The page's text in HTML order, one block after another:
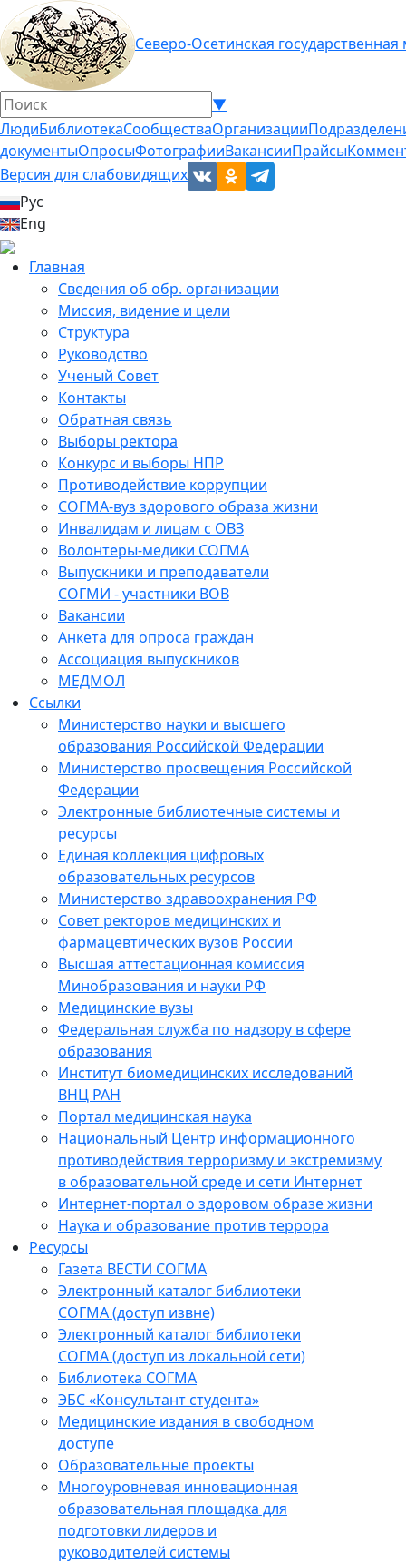
Северо-Осетинская
▼
ЛюдиБиблиотекаСообществаОрганизации
документыОпросыФотографииВакансииПрайсы
Версия для слабовидящих
Рус
Eng
Главная
Сведения об обр. организации
Миссия, видение и цели
Структура
Руководство
Ученый Совет
Контакты
Обратная связь
Выборы ректора
Конкурс и выборы НПР
Противодействие коррупции
СОГМА-вуз здорового образа жизни
Инвалидам и лицам с ОВЗ
Волонтеры-медики СОГМА
Выпускники и преподаватели
СОГМИ - участники ВОВ
Вакансии
Анкета для опроса граждан
Ассоциация выпускников
МЕДМОЛ
Ссылки
Министерство науки и высшего
образования Российской Федерации
Министерство просвещения Российской
Федерации
Электронные библиотечные системы и
ресурсы
Единая коллекция цифровых
образовательных ресурсов
Министерство здравоохранения РФ
Совет ректоров медицинских и
фармацевтических вузов России
Высшая аттестационная комиссия
Минобразования и науки РФ
Медицинские вузы
Федеральная служба по надзору в сфере
образования
Институт биомедицинских исследований
ВНЦ РАН
Портал медицинская наука
Национальный Центр информационного
противодействия терроризму и экстремизму
в образовательной среде и сети Интернет
Интернет-портал о здоровом образе жизни
Наука и образование против террора
Ресурсы
Газета ВЕСТИ СОГМА
Электронный каталог библиотеки
СОГМА (доступ извне)
Электронный каталог библиотеки
СОГМА (доступ из локальной сети)
Библиотека СОГМА
ЭБС «Консультант студента»
Медицинские издания в свободном
доступе
Образовательные проекты
Многоуровневая инновационная
образовательная площадка для
подготовки лидеров и
руководителей системы